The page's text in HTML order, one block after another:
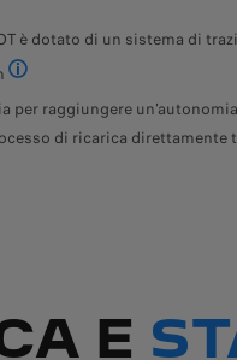
è dotato di un sistema di
Massima autonomia elettrica
per raggiungere
di ricarica direttamente
E